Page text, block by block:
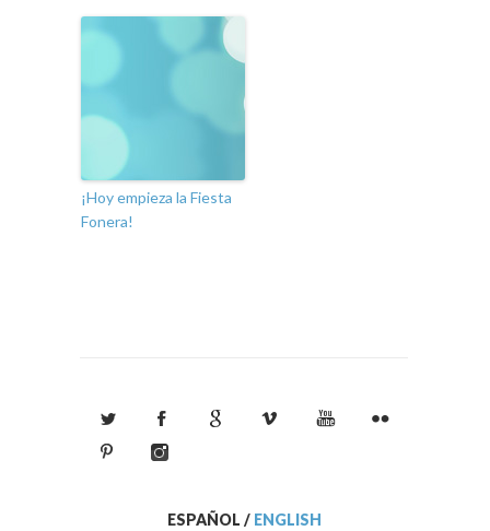
¡Hoy empieza la Fiesta
Fonera!
ESPAÑOL / ENGLISH